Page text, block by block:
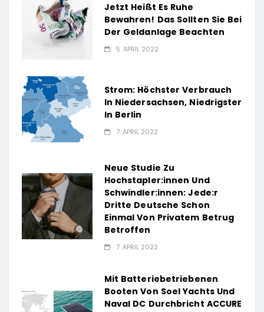
Jetzt Heißt Es Ruhe
Bewahren! Das Sollten Sie Bei
Der Geldanlage Beachten
5. APRIL 2022
Strom: Höchster Verbrauch
In Niedersachsen, Niedrigster
In Berlin
7. APRIL 2022
Neue Studie Zu
Hochstapler:innen Und
Schwindler:innen: Jede:r
Dritte Deutsche Schon
Einmal Von Privatem Betrug
Betroffen
7. APRIL 2022
Mit Batteriebetriebenen
Booten Von Soel Yachts Und
Naval DC Durchbricht ACCURE